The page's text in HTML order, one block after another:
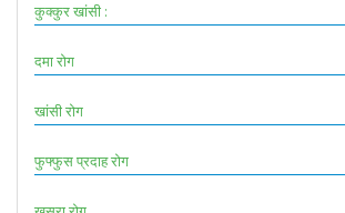
कुक्कुर खांसी :
दमा रोग
खांसी रोग
फुफ्फुस प्रदाह रोग